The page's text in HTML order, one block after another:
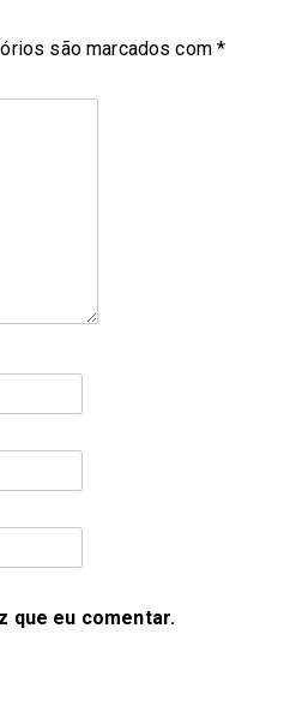
são marcados com*
que eu comentar.